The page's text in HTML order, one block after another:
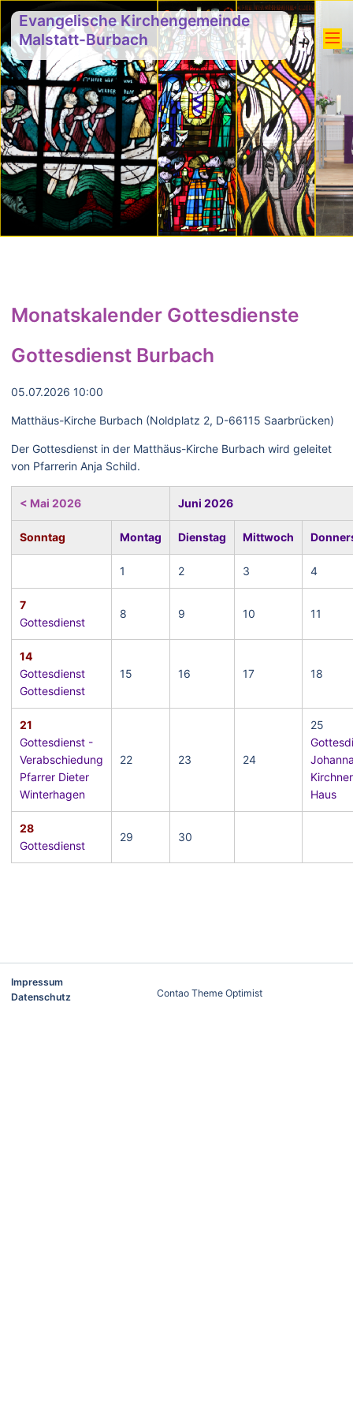
Evangelische Kirchengemeinde
Malstatt-Burbach
Monatskalender Gottesdienste
Gottesdienst Burbach
05.07.2026 10:00
Matthäus-Kirche Burbach (Noldplatz 2, D-66115 Saarbrücken)
Der Gottesdienst in der Matthäus-Kirche Burbach wird geleitet
von Pfarrerin Anja Schild.
< Mai 2026 Juni 2026
Sonntag Montag Dienstag Mittwoch
1 2 3 4
7
Gottesdienst
8 9 10 11
14
Gottesdienst
Gottesdienst
15 16 17 18
21
Gottesdienst -
Verabschiedung
Pfarrer Dieter
Winterhagen
22 23 24
25
Haus
28
Gottesdienst
29 30
Impressum
Datenschutz
Contao Theme Optimist